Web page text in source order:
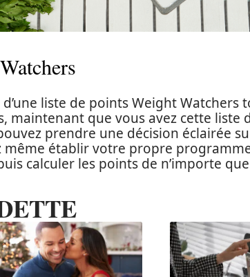
liste de points Weight Watchers
maintenant que vous avez cette liste
prendre une décision éclairée
même établir votre propre
calculer les points de n’importe